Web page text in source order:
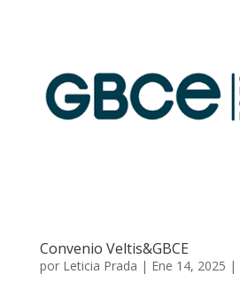
Convenio Veltis&GBCE
por Leticia Prada | Ene 14, 2025 |